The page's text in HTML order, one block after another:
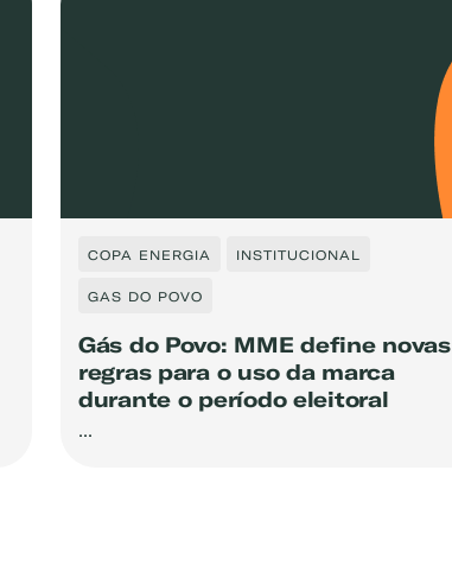
COPA ENERGIA INSTITUCIONAL
GAS DO POVO
Gás do Povo: MME define novas
regras para o uso da marca
durante o período eleitoral
...